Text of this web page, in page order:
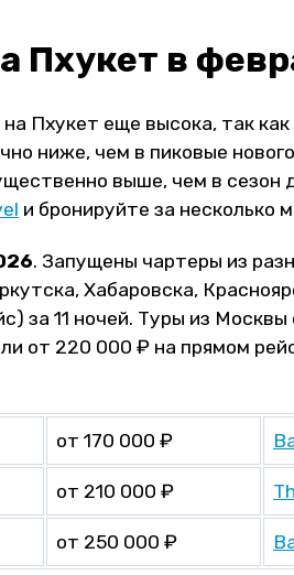
Пхукет в
Пхукет еще высока, так
ниже, чем в пиковые
выше, чем в
и бронируйте за несколько
. Запущены чартеры из
Хабаровска,
за 11 ночей. Туры из
от 220 000 ₽ на прямом
от 170 000 ₽
от 210 000 ₽
от 250 000 ₽